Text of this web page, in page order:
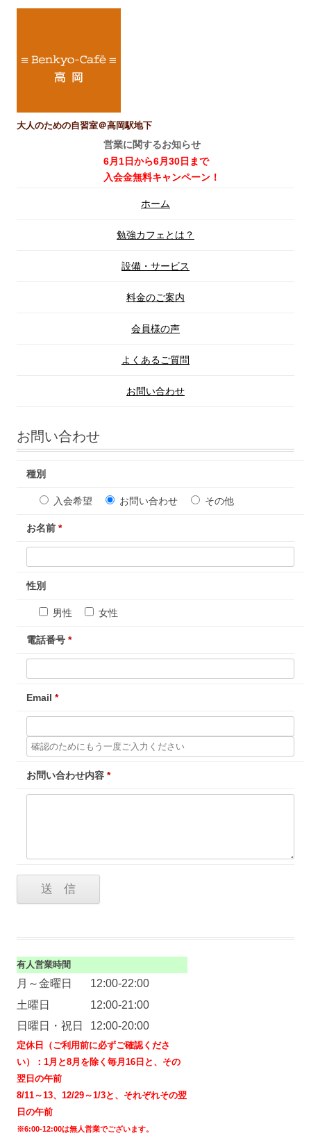
大人のための自習室＠高岡駅地下
営業に関するお知らせ
6月1日から6月30日まで
入会金無料キャンペーン！
ン
ツ
キ
プ
ホーム
勉強カフェとは？
設備・サービス
料金のご案内
会員様の声
よくあるご質問
お問い合わせ
お問い合わせ
種別
入会希望 お問い合わせ その他
お名前 *
性別
男性 女性
電話番号 *
Email *
お問い合わせ内容 *
有人営業時間
月～金曜日
12:00-22:00
土曜日
12:00-21:00
日曜日・祝日
12:00-20:00
定休日（ご利用前に必ずご確認くださ
い）
：1月と8月を除く毎月16日と、その
翌日の午前
8/11～13、12/29～1/3と、それぞれその翌
日の午前
※6:00-12:00は無人営業でございます。